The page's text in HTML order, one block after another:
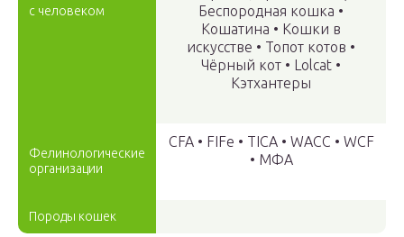
с человеком
Беспородная кошка •
Кошатина • Кошки в
искусстве • Топот котов •
Чёрный кот • Lolcat •
Кэтхантеры
Фелинологические
организации
CFA • FIFe • TICA • WACC • WCF
• МФА
Породы кошек